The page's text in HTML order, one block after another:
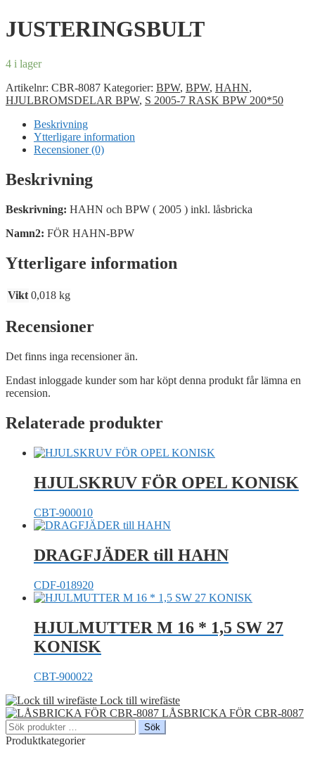
JUSTERINGSBULT
4 i lager
Artikelnr: CBR-8087 Kategorier: BPW, BPW, HAHN,
HJULBROMSDELAR BPW, S 2005-7 RASK BPW 200*50
Beskrivning
Ytterligare information
Recensioner (0)
Beskrivning
Beskrivning: HAHN och BPW ( 2005 ) inkl. låsbricka
Namn2: FÖR HAHN-BPW
Ytterligare information
Vikt 0,018 kg
Recensioner
Det finns inga recensioner än.
Endast inloggade kunder som har köpt denna produkt får lämna en
recension.
Relaterade produkter
HJULSKRUV FÖR OPEL KONISK
CBT-900010
DRAGFJÄDER till HAHN
CDF-018920
HJULMUTTER M 16 * 1,5 SW 27
KONISK
CBT-900022
Lock till wirefäste
LÅSBRICKA FÖR CBR-8087
Sök
efter:
Sök
Produktkategorier